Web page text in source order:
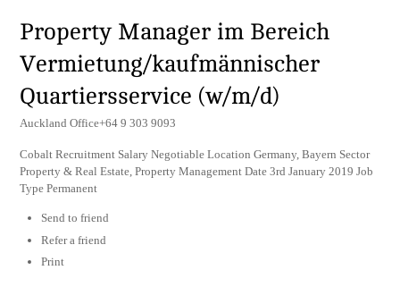
Property Manager im Bereich
Vermietung/kaufmännischer
Quartiersservice (w/m/d)
Auckland Office+64 9 303 9093
Cobalt Recruitment Salary Negotiable Location Germany, Bayern Sector
Property & Real Estate, Property Management Date 3rd January 2019 Job
Type Permanent
Send to friend
Refer a friend
Print